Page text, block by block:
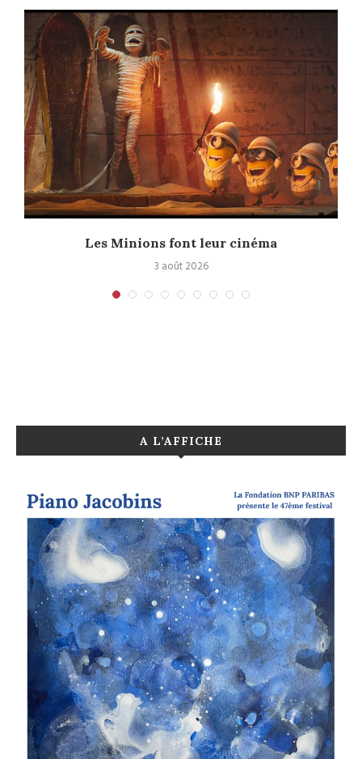
Les Minions font leur cinéma
3 août 2026
A L’AFFICHE